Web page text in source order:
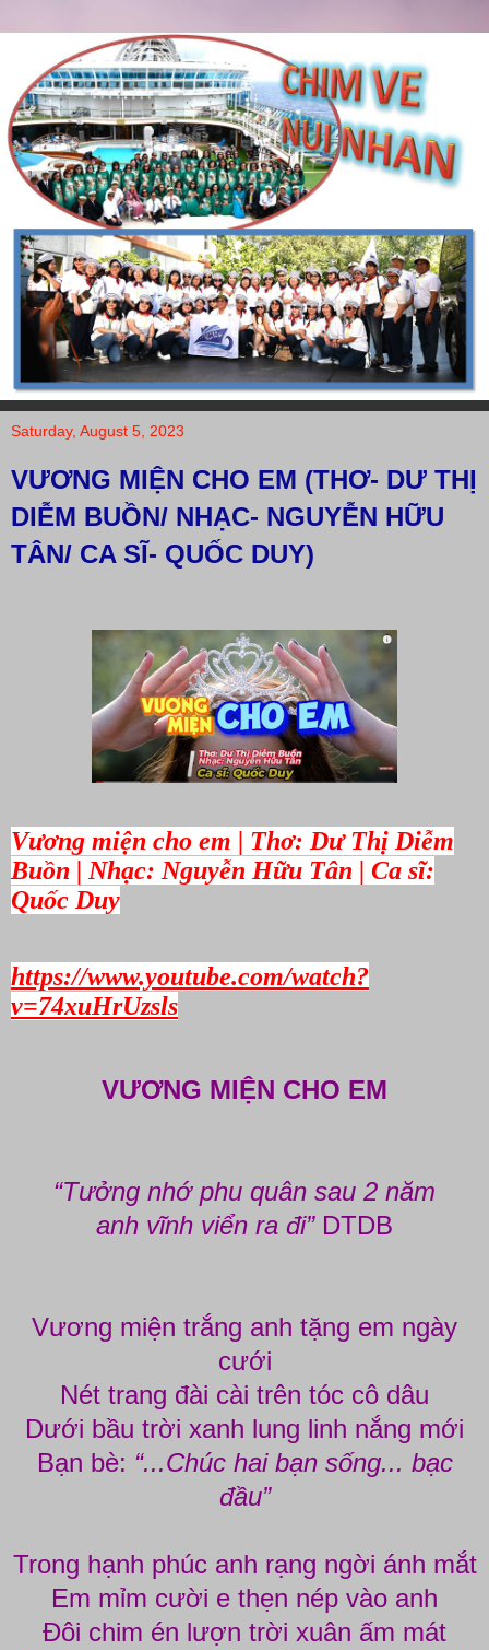
Saturday, August 5, 2023
VƯƠNG MIỆN CHO EM (THƠ- DƯ THỊ
DIỄM BUỒN/ NHẠC- NGUYỄN HỮU
TÂN/ CA SĨ- QUỐC DUY)
Vương miện cho em | Thơ: Dư Thị Diễm
Buồn | Nhạc: Nguyễn Hữu Tân | Ca sĩ:
Quốc Duy
https://www.youtube.com/watch?
v=74xuHrUzsls
VƯƠNG MIỆN CHO EM
“Tưởng nhớ phu quân sau 2 năm
anh vĩnh viển ra đi”DTDB
Vương miện trắng anh tặng em ngày
cưới
Nét trang đài cài trên tóc cô dâu
Dưới bầu trời xanh lung linh nắng mới
Bạn bè: “...Chúc hai bạn sống... bạc
đầu”
Trong hạnh phúc anh rạng ngời ánh mắt
Em mỉm cười e thẹn nép vào anh
Đôi chim én lượn trời xuân ấm mát